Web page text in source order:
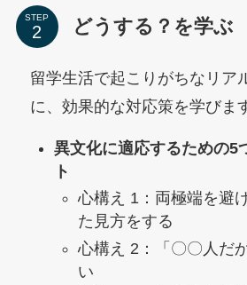
STEP どうする？を学ぶ
留学生活で起こりがちなリア
に、効果的な対応策を学びま
異文化に適応するための5
ト
心構え 1：両極端を避
た見方をする
心構え 2：「〇〇人だ
い